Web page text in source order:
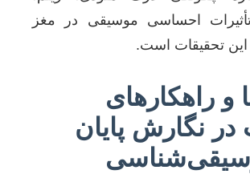
احساسی موسیقی در مغز
این تحقیقات است.
راهکارهای
نگارش پایان